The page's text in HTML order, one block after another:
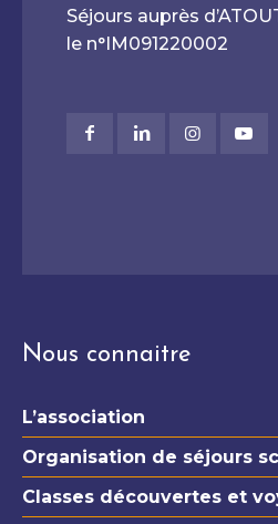
Séjours auprès
le n°IM091220002
Nous connaitre
L’association
Organisation de séjours
Classes découvertes et